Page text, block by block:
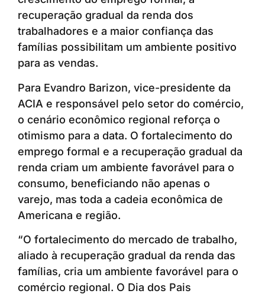
recuperação gradual da renda dos
trabalhadores e a maior confiança das
famílias possibilitam um ambiente positivo
para as vendas.
Para Evandro Barizon, vice-presidente da
ACIA e responsável pelo setor do comércio,
o cenário econômico regional reforça o
otimismo para a data. O fortalecimento do
emprego formal e a recuperação gradual da
renda criam um ambiente favorável para o
consumo, beneficiando não apenas o
varejo, mas toda a cadeia econômica de
Americana e região.
“O fortalecimento do mercado de trabalho,
aliado à recuperação gradual da renda das
famílias, cria um ambiente favorável para o
comércio regional. O Dia dos Pais